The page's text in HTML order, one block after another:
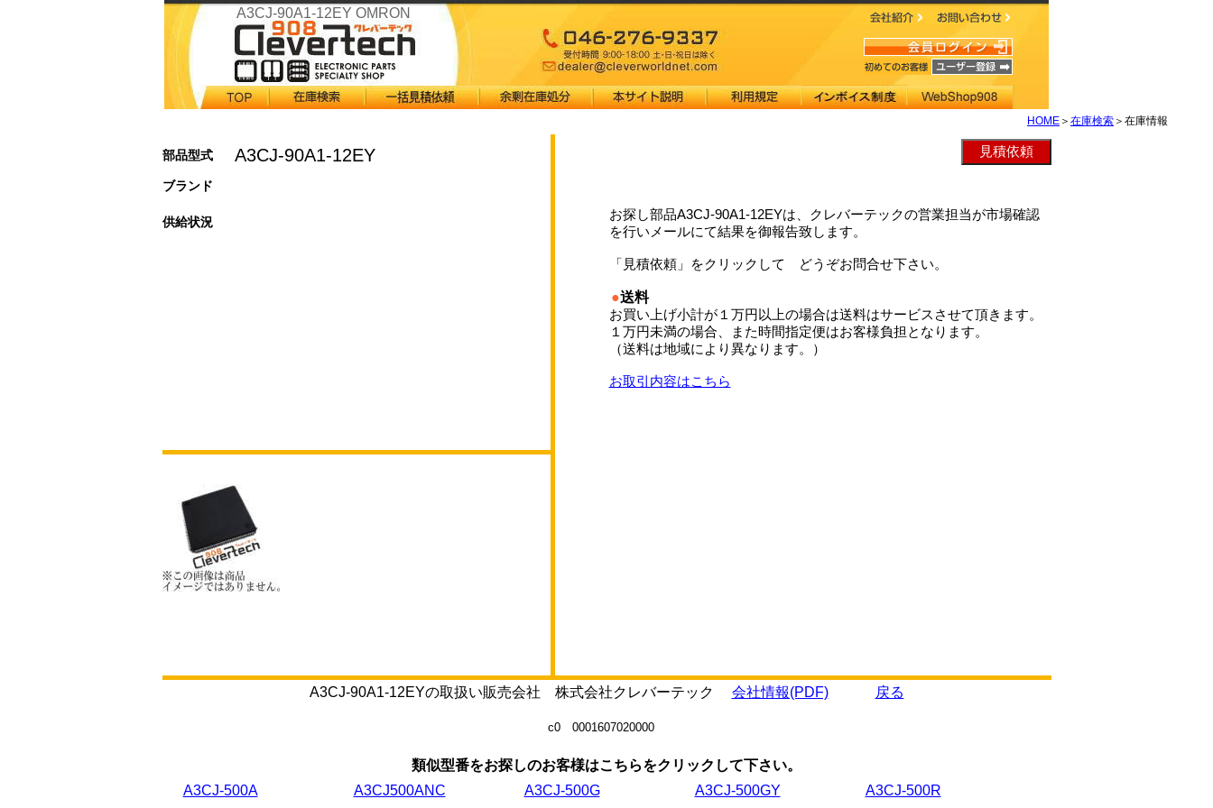
A3CJ-90A1-12EY OMRON
HOME ＞ 在庫検索 ＞在庫情報
部品型式 A3CJ-90A1-12EY
ブランド
供給状況
お探し部品A3CJ-90A1-12EYは、クレバーテックの営業担当が市場確認
を行いメールにて結果を御報告致します。
「見積依頼」をクリックして どうぞお問合せ下さい。
●送料
お買い上げ小計が１万円以上の場合は送料はサービスさせて頂きます。
１万円未満の場合、また時間指定便はお客様負担となります。
（送料は地域により異なります。）
お取引内容はこちら
A3CJ-90A1-12EYの取扱い販売会社 株式会社クレバーテック 会社情報(PDF) 戻る
c0 0001607020000
類似型番をお探しのお客様はこちらをクリックして下さい。
A3CJ-500A
A3CJ500ANC A3CJ-500G A3CJ-500GY A3CJ-500R